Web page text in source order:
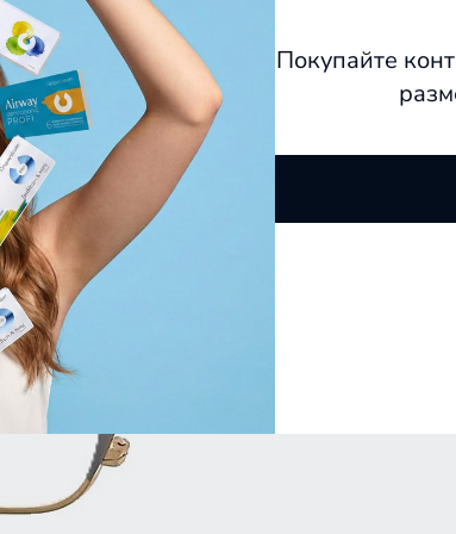
Покупайте